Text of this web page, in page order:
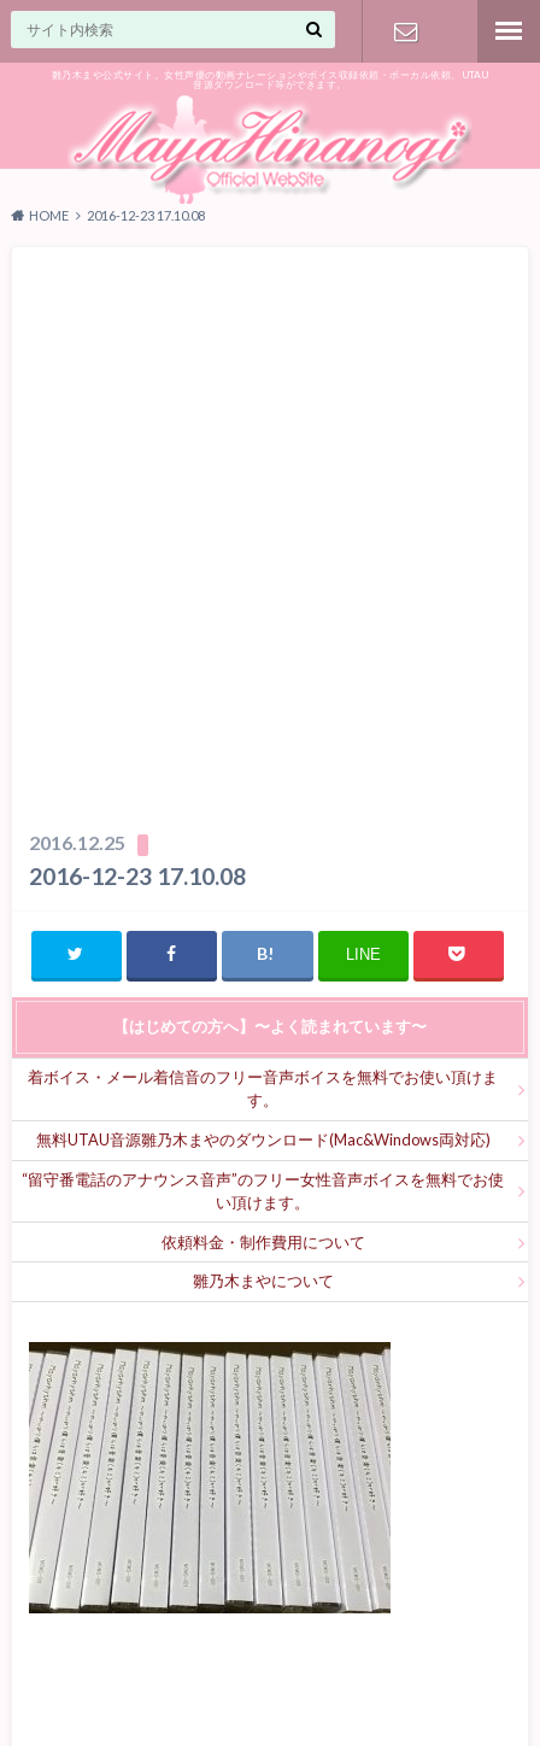
雛乃木まや公式サイト。女性声優の動画ナレーションやボイス収録依頼・ボーカル依頼、UTAU
音源ダウンロード等ができます。
気軽に♪
HOME 2016-12-23 17.10.08
2016.12.25
2016-12-23 17.10.08
LINE
【はじめての方へ】〜よく読まれています〜
着ボイス・メール着信音のフリー音声ボイスを無料でお使い頂けま
す。
無料UTAU音源雛乃木まやのダウンロード(Mac&Windows両対応)
“留守番電話のアナウンス音声”のフリー女性音声ボイスを無料でお使
い頂けます。
依頼料金・制作費用について
雛乃木まやについて